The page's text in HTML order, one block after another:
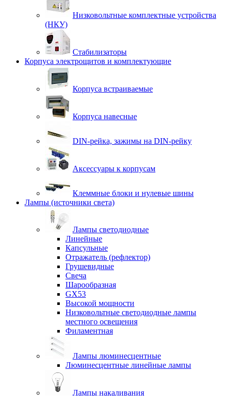
Низковольтные комплектные устройства
(НКУ)
Стабилизаторы
Корпуса электрощитов и комплектующие
Корпуса встраиваемые
Корпуса навесные
DIN-рейка, зажимы на DIN-рейку
Аксессуары к корпусам
Клеммные блоки и нулевые шины
Лампы (источники света)
Лампы светодиодные
Линейные
Капсульные
Отражатель (рефлектор)
Грушевидные
Свеча
Шарообразная
GX53
Высокой мощности
Низковольтные светодиодные лампы
местного освещения
Филаментная
Лампы люминесцентные
Люминесцентные линейные лампы
Лампы накаливания